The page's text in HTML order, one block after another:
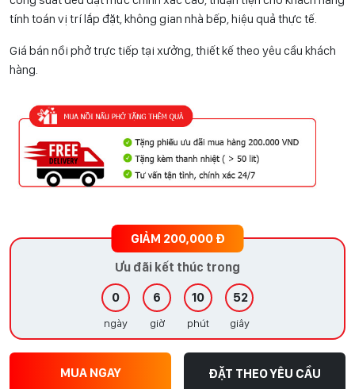
tính toán vị trí lắp đặt, không gian nhà bếp, hiệu quả thực tế.
Giá bán nồi phở trực tiếp tại xưởng, thiết kế theo yêu cầu khách
hàng.
GIẢM 200,000 Đ
Ưu đãi kết thúc trong
0
ngày
6
giờ
10
phút
51
giây
MUA NGAY ĐẶT THEO YÊU CẦU